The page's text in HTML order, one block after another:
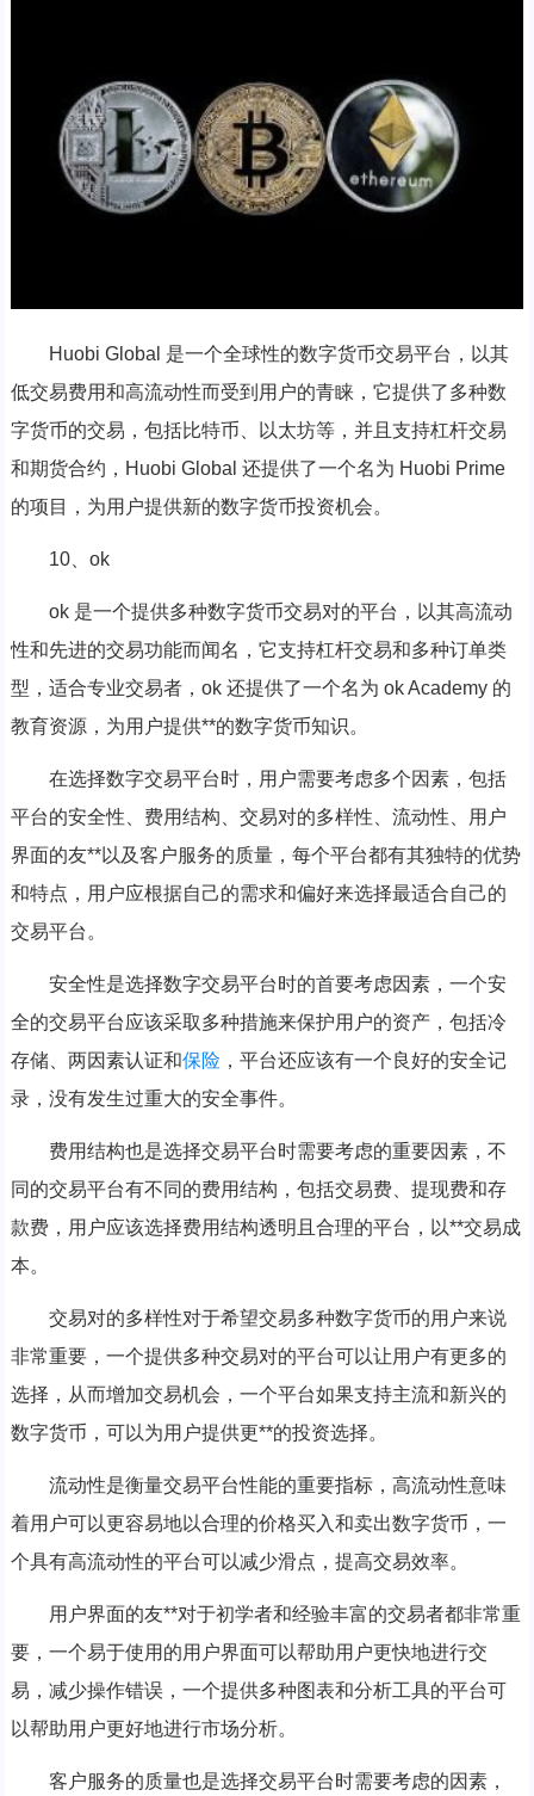
Huobi Global 是一个全球性的数字货币交易平台，以其
低交易费用和高流动性而受到用户的青睐，它提供了多种数
字货币的交易，包括比特币、以太坊等，并且支持杠杆交易
和期货合约，Huobi Global 还提供了一个名为 Huobi Prime
的项目，为用户提供新的数字货币投资机会。
10、ok
ok 是一个提供多种数字货币交易对的平台，以其高流动
性和先进的交易功能而闻名，它支持杠杆交易和多种订单类
型，适合专业交易者，ok 还提供了一个名为 ok Academy 的
教育资源，为用户提供**的数字货币知识。
在选择数字交易平台时，用户需要考虑多个因素，包括
平台的安全性、费用结构、交易对的多样性、流动性、用户
界面的友**以及客户服务的质量，每个平台都有其独特的优势
和特点，用户应根据自己的需求和偏好来选择最适合自己的
交易平台。
安全性是选择数字交易平台时的首要考虑因素，一个安
全的交易平台应该采取多种措施来保护用户的资产，包括冷
存储、两因素认证和保险，平台还应该有一个良好的安全记
录，没有发生过重大的安全事件。
费用结构也是选择交易平台时需要考虑的重要因素，不
同的交易平台有不同的费用结构，包括交易费、提现费和存
款费，用户应该选择费用结构透明且合理的平台，以**交易成
本。
交易对的多样性对于希望交易多种数字货币的用户来说
非常重要，一个提供多种交易对的平台可以让用户有更多的
选择，从而增加交易机会，一个平台如果支持主流和新兴的
数字货币，可以为用户提供更**的投资选择。
流动性是衡量交易平台性能的重要指标，高流动性意味
着用户可以更容易地以合理的价格买入和卖出数字货币，一
个具有高流动性的平台可以减少滑点，提高交易效率。
用户界面的友**对于初学者和经验丰富的交易者都非常重
要，一个易于使用的用户界面可以帮助用户更快地进行交
易，减少操作错误，一个提供多种图表和分析工具的平台可
以帮助用户更好地进行市场分析。
客户服务的质量也是选择交易平台时需要考虑的因素，